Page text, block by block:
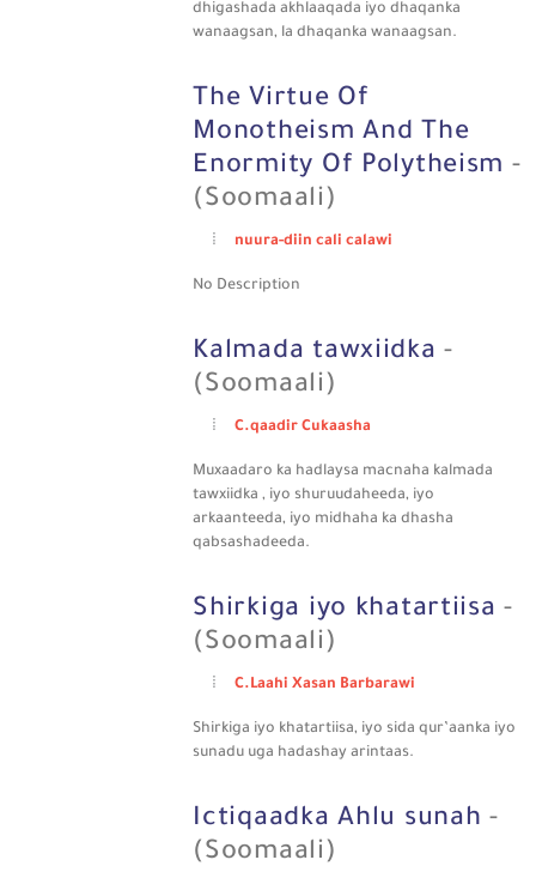
dhigashada akhlaaqada iyo dhaqanka
wanaagsan, la dhaqanka wanaagsan.
The Virtue Of
Monotheism And The
Enormity Of Polytheism -
(Soomaali)
nuura-diin cali calawi
No Description
Kalmada tawxiidka -
(Soomaali)
C.qaadir Cukaasha
Muxaadaro ka hadlaysa macnaha kalmada
tawxiidka , iyo shuruudaheeda, iyo
arkaanteeda, iyo midhaha ka dhasha
qabsashadeeda.
Shirkiga iyo khatartiisa -
(Soomaali)
C.Laahi Xasan Barbarawi
Shirkiga iyo khatartiisa, iyo sida qur’aanka iyo
sunadu uga hadashay arintaas.
Ictiqaadka Ahlu sunah -
(Soomaali)